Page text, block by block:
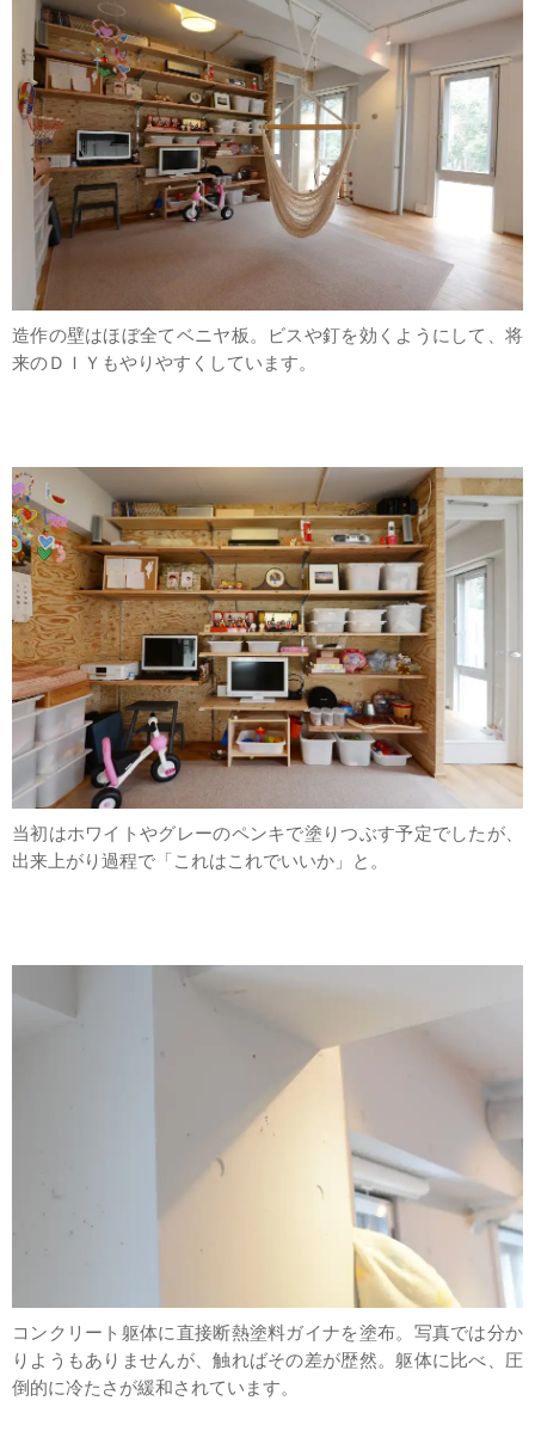
造作の壁はほぼ全てベニヤ板。ビスや釘を効くようにして、将
来のＤＩＹもやりやすくしています。
当初はホワイトやグレーのペンキで塗りつぶす予定でしたが、
出来上がり過程で「これはこれでいいか」と。
コンクリート躯体に直接断熱塗料ガイナを塗布。写真では分か
りようもありませんが、触ればその差が歴然。躯体に比べ、圧
倒的に冷たさが緩和されています。